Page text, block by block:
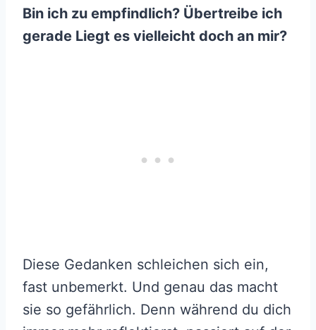
Bin ich zu empfindlich? Übertreibe ich
gerade Liegt es vielleicht doch an mir?
Diese Gedanken schleichen sich ein,
fast unbemerkt. Und genau das macht
sie so gefährlich. Denn während du dich